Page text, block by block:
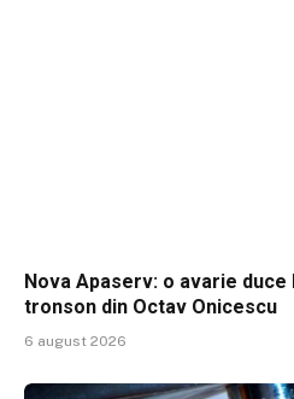
Nova Apaserv: o avarie
tronson din Octav Onicescu
6 august 2026